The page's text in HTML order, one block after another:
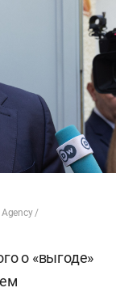
/
о «выгоде»